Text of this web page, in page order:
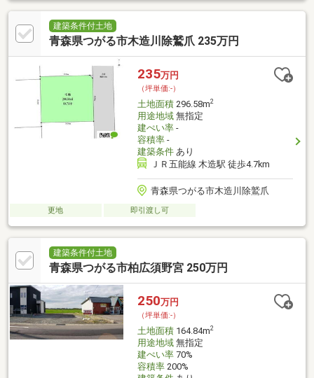
建築条件付土地
青森県つがる市木造川除鷲爪 235万円
235万円
（坪単価:-）
土地面積296.58m2
用途地域無指定
建ぺい率-
容積率-
建築条件あり
ＪＲ五能線 木造駅 徒歩4.7km
青森県つがる市木造川除鷲爪
更地 即引渡し可
建築条件付土地
青森県つがる市柏広須野宮 250万円
250万円
（坪単価:-）
土地面積164.84m2
用途地域無指定
建ぺい率70%
容積率200%